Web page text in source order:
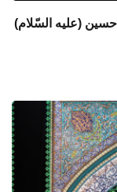
(علیه السّلام)